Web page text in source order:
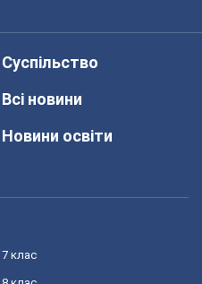
Суспільство
Всі новини
Новини освіти
7 клас